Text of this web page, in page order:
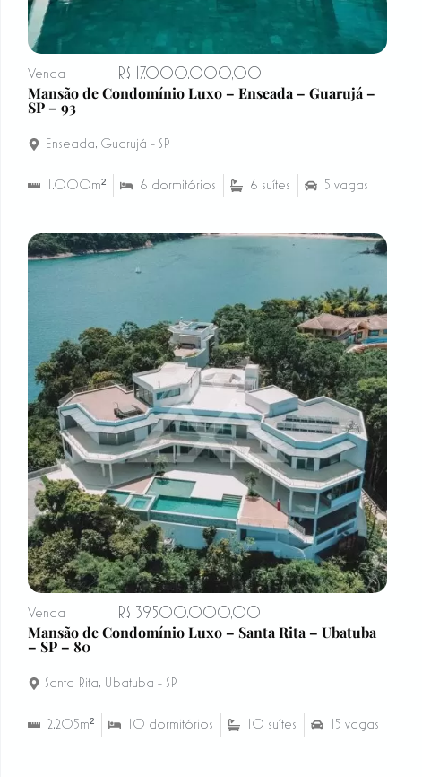
Venda R$ 17.000.000,00
Mansão de Condomínio Luxo – Enseada – Guarujá –
SP – 93
Enseada, Guarujá - SP
1.000m² 6 dormitórios 6 suítes 5 vagas
Venda R$ 39.500.000,00
Mansão de Condomínio Luxo – Santa Rita – Ubatuba
– SP – 80
Santa Rita, Ubatuba - SP
2.205m² 10 dormitórios 10 suítes 15 vagas